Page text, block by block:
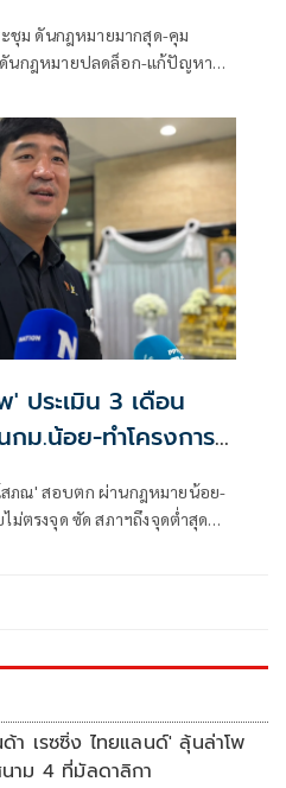
ชุม ดันกฎหมายมากสุด-คุม
ดันกฎหมายปลดล็อก-แก้ปัญหา
' ประเมิน 3 เดือน
ม.น้อย-ทำโครงการ
รงจุด
สภณ' สอบตก ผ่านกฎหมายน้อย-
ไม่ตรงจุด ซัด สภาฯถึงจุดต่ำสุด
เรซซิ่ง ไทยแลนด์' ลุ้นล่าโพ
าม 4 ที่มัลดาลิกา